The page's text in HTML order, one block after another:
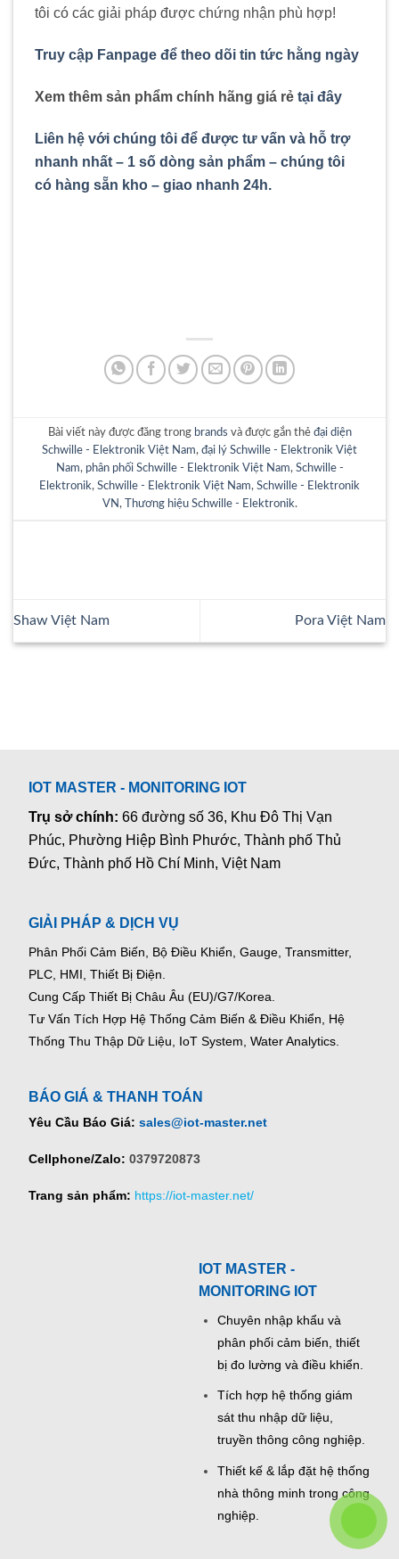
tôi có các giải pháp được chứng nhận phù hợp!
Truy cập Fanpage để theo dõi tin tức hằng ngày
Xem thêm sản phẩm chính hãng giá rẻ tại đây
Liên hệ với chúng tôi để được tư vấn và hỗ trợ
nhanh nhất – 1 số dòng sản phẩm – chúng tôi
có hàng sẵn kho – giao nhanh 24h.
Bài viết này được đăng trong brands và được gắn thẻ đại diện
Schwille - Elektronik Việt Nam, đại lý Schwille - Elektronik Việt
Nam, phân phối Schwille - Elektronik Việt Nam, Schwille -
Elektronik, Schwille - Elektronik Việt Nam, Schwille - Elektronik
VN , Thương hiệu Schwille - Elektronik.
Shaw Việt Nam Pora Việt Nam
IOT MASTER - MONITORING IOT
Trụ sở chính:66 đường số 36, Khu Đô Thị Vạn
Phúc, Phường Hiệp Bình Phước, Thành phố Thủ
Đức, Thành phố Hồ Chí Minh, Việt Nam
GIẢI PHÁP & DỊCH VỤ
Phân Phối Cảm Biến, Bộ Điều Khiển, Gauge, Transmitter,
PLC, HMI, Thiết Bị Điện.
Cung Cấp Thiết Bị Châu Âu (EU)/G7/Korea.
Tư Vấn Tích Hợp Hệ Thống Cảm Biến & Điều Khiển, Hệ
Thống Thu Thập Dữ Liệu, IoT System, Water Analytics.
BÁO GIÁ & THANH TOÁN
Yêu Cầu Báo Giá: sales@iot-master.net
Cellphone/Zalo: 0379720873
Trang sản phẩm: https://iot-master.net/
IOT MASTER -
MONITORING IOT
Chuyên nhập khẩu và
phân phối cảm biến, thiết
bị đo lường và điều khiển.
Tích hợp hệ thống giám
sát thu nhập dữ liệu,
truyền thông công nghiệp.
Thiết kế & lắp đặt hệ thống
nhà thông minh trong công
nghiệp.